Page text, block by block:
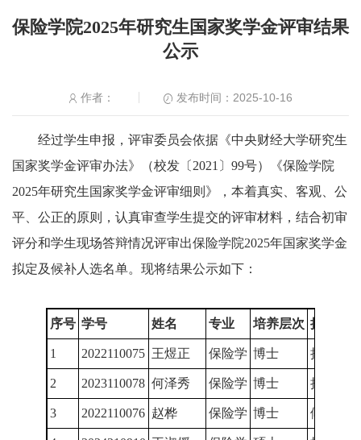
保险学院2025年研究生国家奖学金评审结果
公示
作者： 发布时间：2025-10-16
经过学生申报，评审委员会依据《中央财经大学研究生
国家奖学金评审办法》（校发〔2021〕99号）《保险学院
2025年研究生国家奖学金评审细则》，本着真实、客观、公
平、公正的原则，认真审查学生提交的评审材料，结合初审
评分和学生现场答辩情况评审出保险学院2025年国家奖学金
拟定及候补人选名单。现将结果公示如下：
序号 学号 姓名 专业 培养层次 拟定或
1 2022110075 王煜正 保险学 博士 拟定
2 2023110078 何泽秀 保险学 博士 拟定
3 2022110076 赵桦 保险学 博士 候补